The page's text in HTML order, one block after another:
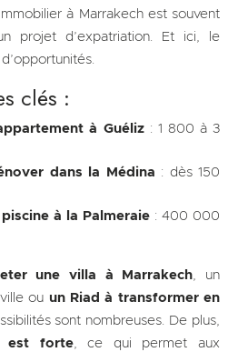
à Marrakech est souvent
projet d’expatriation. Et ici, le
clés :
à Guéliz: 1 800 à 3
dans la Médina : dès 150
à la Palmeraie : 400 000
une villa à Marrakech, un
ou un Riad à transformer en
sont nombreuses. De plus,
est forte, ce qui permet aux